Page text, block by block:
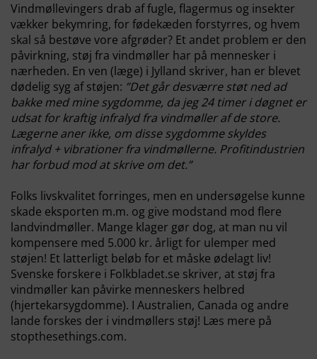
Vindmøllevingers drab af fugle, flagermus og insekter
vækker bekymring, for fødekæden forstyrres, og hvem
skal så bestøve vore afgrøder? Et andet problem er den
påvirkning, støj fra vindmøller har på mennesker i
nærheden. En ven (læge) i Jylland skriver, han er blevet
dødelig syg af støjen: ”Det går desværre støt ned ad
bakke med mine sygdomme, da jeg 24 timer i døgnet er
udsat for kraftig infralyd fra vindmøller af de store.
Lægerne aner ikke, om disse sygdomme skyldes
infralyd + vibrationer fra vindmøllerne. Profitindustrien
har forbud mod at skrive om det.”
Folks livskvalitet forringes, men en undersøgelse kunne
skade eksporten m.m. og give modstand mod flere
landvindmøller. Mange klager gør dog, at man nu vil
kompensere med 5.000 kr. årligt for ulemper med
støjen! Et latterligt beløb for et måske ødelagt liv!
Svenske forskere i Folkbladet.se skriver, at støj fra
vindmøller kan påvirke menneskers helbred
(hjertekarsygdomme). I Australien, Canada og andre
lande forskes der i vindmøllers støj! Læs mere på
stopthesethings.com.